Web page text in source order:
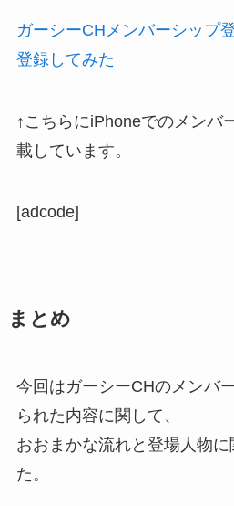
ガーシーCHメンバーシップ
登録してみた
↑こちらにiPhoneでのメンバ
載しています。
[adcode]
まとめ
今回はガーシーCHのメンバ
られた内容に関して、
おおまかな流れと登場人物
た。